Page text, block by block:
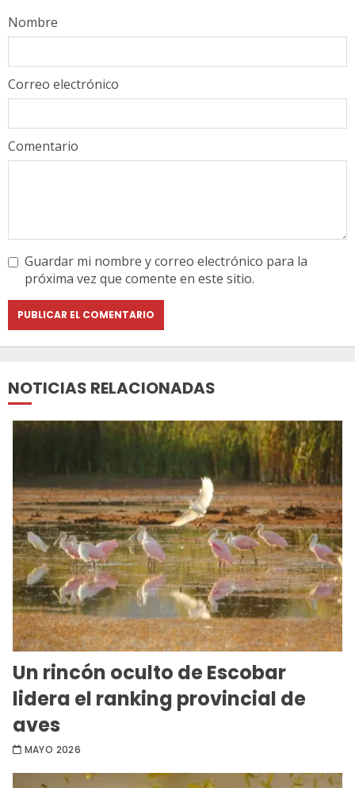
Comentario
Nombre
Correo electrónico
Guardar mi nombre y correo electrónico para la
próxima vez que comente en este sitio.
NOTICIAS RELACIONADAS
Un rincón oculto de Escobar
lidera el ranking provincial de
aves
MAYO 2026